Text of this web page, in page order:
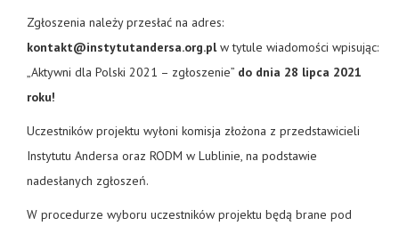
Zgłoszenia należy przesłać na adres:
kontakt@instytutandersa.org.plw tytule wiadomości wpisując:
„Aktywni dla Polski 2021 – zgłoszenie” do dnia 28 lipca 2021
roku!
Uczestników projektu wyłoni komisja złożona z przedstawicieli
Instytutu Andersa oraz RODM w Lublinie, na podstawie
nadesłanych zgłoszeń.
W procedurze wyboru uczestników projektu będą brane pod